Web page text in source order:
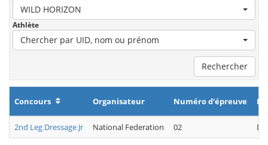
WILD HORIZON
Athlète
Chercher par UID, nom ou prénom
Rechercher
Concours Organisateur Numéro d'épreuve
2nd Leg Dressage Jr National Federation 02